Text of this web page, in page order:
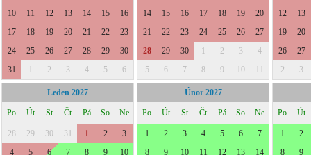
10
11 12 13 14 15
16
17
18 19 20 21 22
23
24
25 26 27 28 29
30
31
1 2 3 4 5 6
14
15 16 17 18 19
20
21
22 23 24 25 26
27
28
29 30 1 2 3
4
5
6 7 8 9 10 11
12
13
19
20
26
27
2
3
Leden 2027
Po Út St Čt Pá So Ne
28 29 30 31 1 2
3
4
5 6 7 8 9
10
Únor 2027
Po Út St Čt Pá So Ne
1 2 3 4 5 6
7
8
9 10 11 12 13
14
Po Út
1
2
8
9